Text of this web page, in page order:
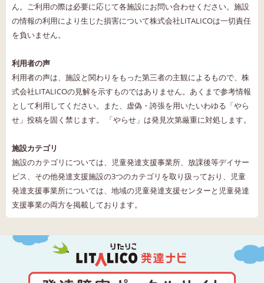
ん。ご利用の際は必要に応じて各施設にお問い合わせください。施設
の情報の利用により生じた損害について株式会社LITALICOは一切責任
を負いません。
利用者の声
利用者の声は、施設と関わりをもった第三者の主観によるもので、株
式会社LITALICOの見解を示すものではありません。あくまで参考情報
として利用してください。また、虚偽・誇張を用いたいわゆる「やら
せ」投稿を固く禁じます。 「やらせ」は発見次第厳重に対処します。
施設カテゴリ
施設のカテゴリについては、児童発達支援事業所、放課後等デイサー
ビス、その他発達支援施設の3つのカテゴリを取り扱っており、児童
発達支援事業所については、地域の児童発達支援センターと児童発達
支援事業の両方を掲載しております。